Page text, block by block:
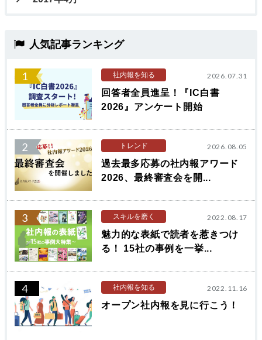
人気記事ランキング
1 社内報を知る 2026.07.31
回答者全員進呈！『IC白書
2026』アンケート開始
2 トレンド 2026.08.05
過去最多応募の社内報アワード
2026、最終審査会を開...
3 スキルを磨く 2022.08.17
魅力的な表紙で読者を惹きつけ
る！ 15社の事例を一挙...
4 社内報を知る 2022.11.16
オープン社内報を見に行こう！